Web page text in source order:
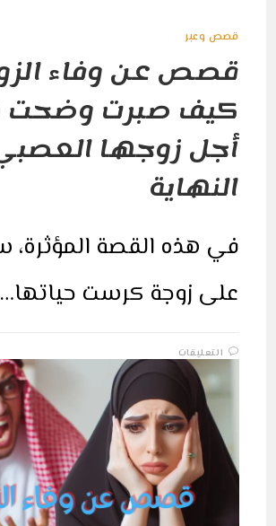
قصص وعبر
قصص عن وفاء
كيف صبرت وضحت
أجل زوجها
النهاية
في هذه القصة المؤثرة،
على زوجة كرست حياتها…
التعليقاتقصص
الزوجة:
كيف
صبرت
وضحت
من
أجل
زوجها
العصبي
حتى
النهاية
مغلقة